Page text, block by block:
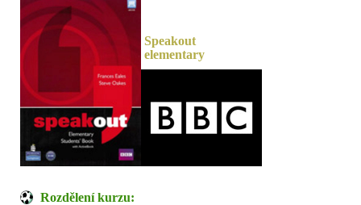
Speakout
elementary
Rozdělení kurzu: